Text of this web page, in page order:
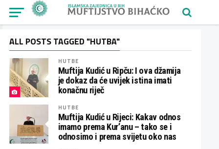
ALL POSTS TAGGED "HUTBA"
HUTBE
Muftija Kudić u Ripču: I ova džamija
je dokaz da će uvijek istina imati
konačnu riječ
HUTBE
Muftija Kudić u Rijeci: Kakav odnos
imamo prema Kur’anu – tako se i
odnosimo i prema svijetu oko nas